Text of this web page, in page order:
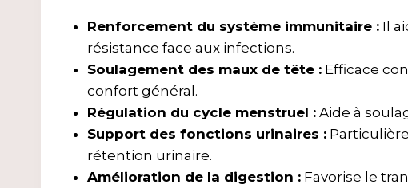
Renforcement du système immunitaire :Il
résistance face aux infections.
Soulagement des maux de tête :Efficace
confort général.
Régulation du cycle menstruel :Aide à
Support des fonctions urinaires :
rétention urinaire.
Amélioration de la digestion :Favorise le